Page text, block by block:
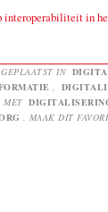
interoperabiliteit in
IN
MET
. MAAK DIT